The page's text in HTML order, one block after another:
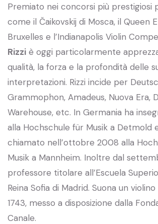
Premiato nei concorsi più prestigiosi
come il Čaikovskij di Mosca, il Queen
Bruxelles e l’Indianapolis Violin
Rizzi è oggi particolarmente
qualità, la forza e la profondità delle
interpretazioni. Rizzi incide per
Grammophon, Amadeus, Nuova Era,
Warehouse, etc. In Germania ha
alla Hochschule für Musik a Detmold
chiamato nell’ottobre 2008 alla
Musik a Mannheim. Inoltre dal
professore titolare all’Escuela
Reina Sofia di Madrid. Suona un
1743, messo a disposizione dalla
Canale.